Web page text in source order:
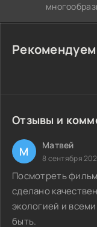
Отзывы и
М Матвей
8 сентября
Посмотреть
сделано
экологией и
быть.